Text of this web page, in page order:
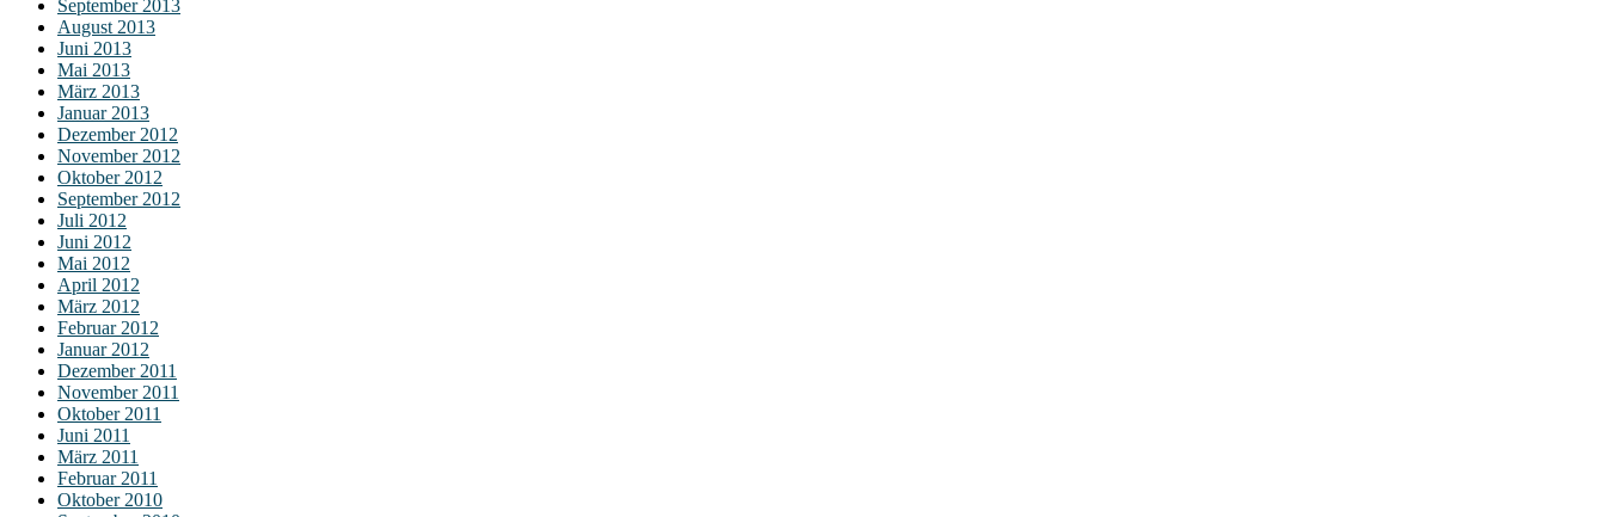
September 2013
August 2013
Juni 2013
Mai 2013
März 2013
Januar 2013
Dezember 2012
November 2012
Oktober 2012
September 2012
Juli 2012
Juni 2012
Mai 2012
April 2012
März 2012
Februar 2012
Januar 2012
Dezember 2011
November 2011
Oktober 2011
Juni 2011
März 2011
Februar 2011
Oktober 2010